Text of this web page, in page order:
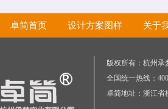
卓简首页 设计方案图样 关于
版权所有：杭州
全国统一热线：
卓简地址：浙江省